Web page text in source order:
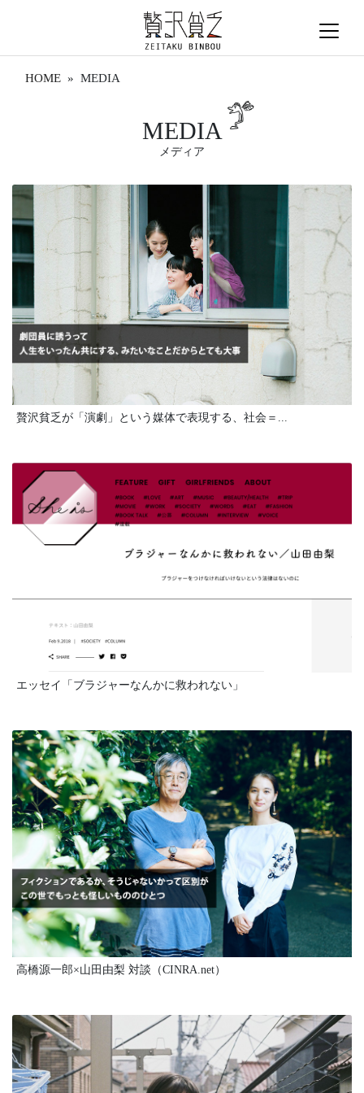
HOME » MEDIA
MEDIA
メディア
贅沢貧乏が「演劇」という媒体で表現する、社会＝...
エッセイ「ブラジャーなんかに救われない」
高橋源一郎×山田由梨 対談（CINRA.net）